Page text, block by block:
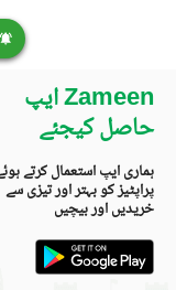
Zameen ایپ
حاصل کیجئے
ہماری ایپ استعمال کرتے
پراپٹیز کو بہتر اور تیزی سے
خریدیں اور بیچیں